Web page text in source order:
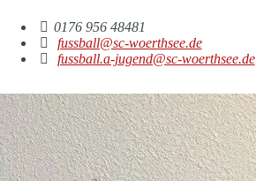
0176 956 48481
fussball@sc-woerthsee.de
fussball.a-jugend@sc-woerthsee.de